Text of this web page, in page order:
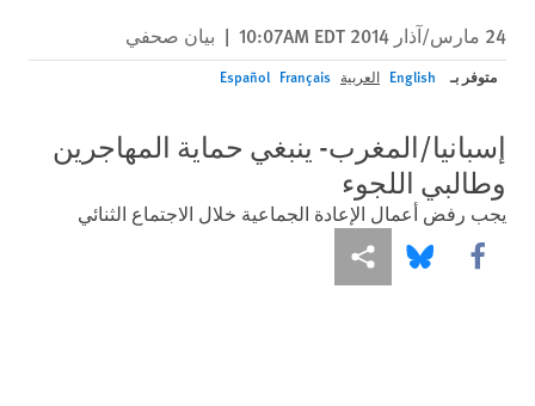
24 مارس/آذار 2014 10:07AM EDT | بيان صحفي
متوفر بـ English العربية Français
Español
إسبانيا/المغرب- ينبغي حماية المهاجرين
وطالبي اللجوء
يجب رفض أعمال الإعادة الجماعية خلال الاجتماع الثنائي
Share this via Facebook
Share this via Bluesky
Share this via مشاركة